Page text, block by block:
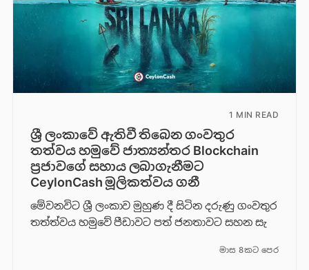
1 MIN READ
ශ්‍රී ලංකාවේ ඇතිවී තිබෙන ගංවතුර
තත්වය හමුවේ ජාත්‍යන්තර Blockchain
ප්‍රජාවගේ සහාය ලබාගැනීමට
CeylonCash මූලිකත්වය ග​නී
මේවනවිට ශ්‍රී ලංකාව මුහුණ දී සිටින දරුණු ගංවතුර
තත්ත්වය හමුවේ පීඩාවට පත් ජනතාවට සහන සැ
මාස 8කට පෙර